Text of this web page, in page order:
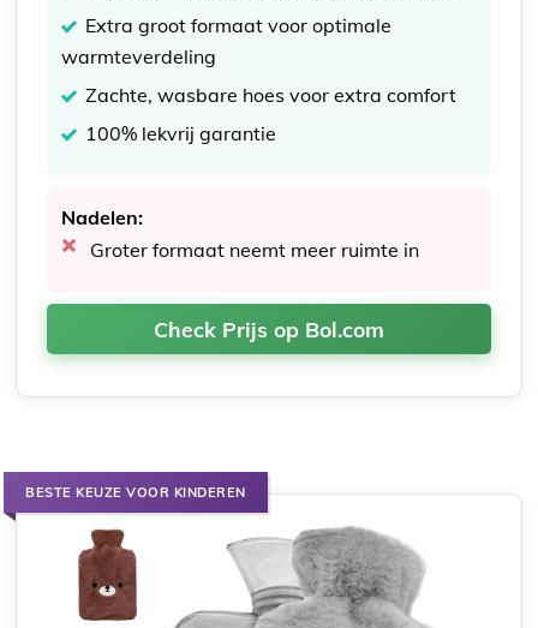
Extra groot formaat voor optimale
warmteverdeling
Zachte, wasbare hoes voor extra comfort
100% lekvrij garantie
Nadelen:
Groter formaat neemt meer ruimte in
Check Prijs op Bol.com
BESTE KEUZE VOOR KINDEREN